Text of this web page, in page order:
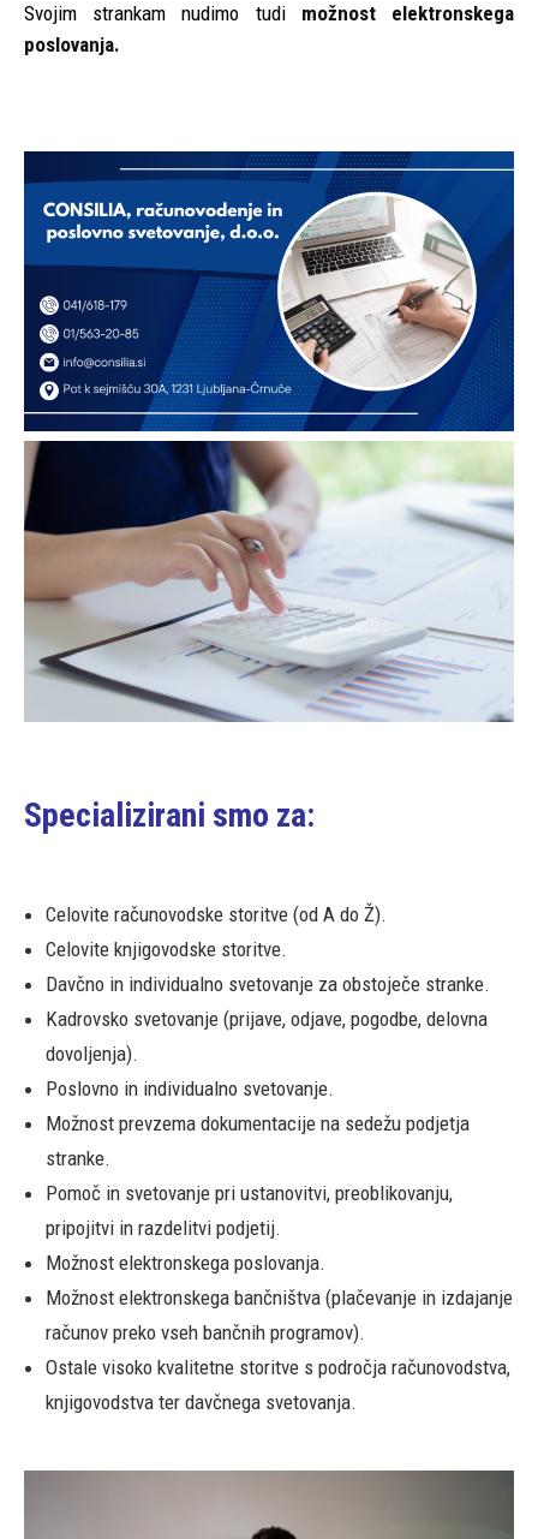
Svojim strankam nudimo tudi možnost elektronskega
poslovanja.
Specializirani smo za:
Celovite računovodske storitve (od A do Ž).
Celovite knjigovodske storitve.
Davčno in individualno svetovanje za obstoječe stranke.
Kadrovsko svetovanje (prijave, odjave, pogodbe, delovna
dovoljenja).
Poslovno in individualno svetovanje.
Možnost prevzema dokumentacije na sedežu podjetja
stranke.
Pomoč in svetovanje pri ustanovitvi, preoblikovanju,
pripojitvi in razdelitvi podjetij.
Možnost elektronskega poslovanja.
Možnost elektronskega bančništva (plačevanje in izdajanje
računov preko vseh bančnih programov).
Ostale visoko kvalitetne storitve s področja računovodstva,
knjigovodstva ter davčnega svetovanja.